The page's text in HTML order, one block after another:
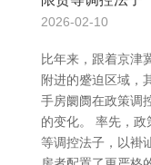
2026-02-10
比年来，跟着京津
附进的蹙迫区域，
手房阛阓在政策调
的变化。 率先，
等调控法子，以褂